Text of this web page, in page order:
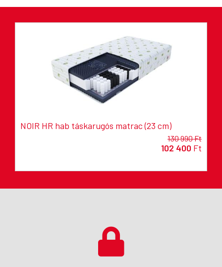
NOIR HR hab táskarugós matrac (23 cm)
130 990 Ft
102 400 Ft